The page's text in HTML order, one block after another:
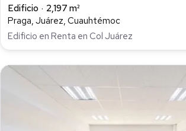
Edificio
2,197 m²
Praga, Juárez, Cuauhtémoc
Edificio en Renta en Col Juárez